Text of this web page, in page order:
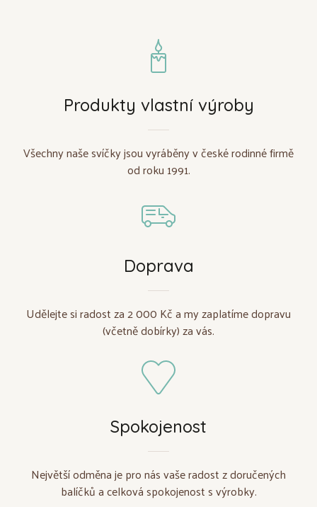
Produkty vlastní výroby
Všechny naše svíčky jsou vyráběny v české rodinné firmě
od roku 1991.
Doprava
Udělejte si radost za 2 000 Kč a my zaplatíme dopravu
(včetně dobírky) za vás.
Spokojenost
Největší odměna je pro nás vaše radost z doručených
balíčků a celková spokojenost s výrobky.